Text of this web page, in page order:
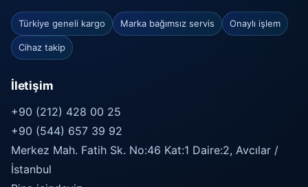
Türkiye geneli kargo Marka bağımsız servis Onaylı işlem
Cihaz takip
İletişim
+90 (212) 428 00 25
+90 (544) 657 39 92
Merkez Mah. Fatih Sk. No:46 Kat:1 Daire:2, Avcılar /
İstanbul